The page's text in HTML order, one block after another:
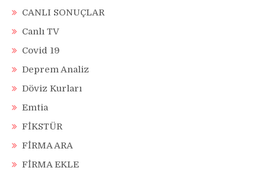
CANLI SONUÇLAR
Canlı TV
Covid 19
Deprem Analiz
Döviz Kurları
Emtia
FİKSTÜR
FİRMA ARA
FİRMA EKLE